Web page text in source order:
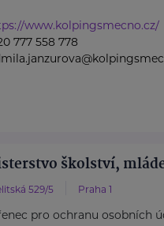
www.kolpingsmecno.cz/
777 558 778
školství,
529/5 Praha 1
pro ochranu osobních